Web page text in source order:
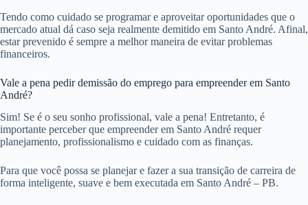
Tendo como cuidado se programar e aproveitar oportunidades que o
mercado atual dá caso seja realmente demitido em Santo André. Afinal,
estar prevenido é sempre a melhor maneira de evitar problemas
financeiros.
Vale a pena pedir demissão do emprego para empreender em Santo
André?
Sim! Se é o seu sonho profissional, vale a pena! Entretanto, é
importante perceber que empreender em Santo André requer
planejamento, profissionalismo e cuidado com as finanças.
Para que você possa se planejar e fazer a sua transição de carreira de
forma inteligente, suave e bem executada em Santo André – PB.